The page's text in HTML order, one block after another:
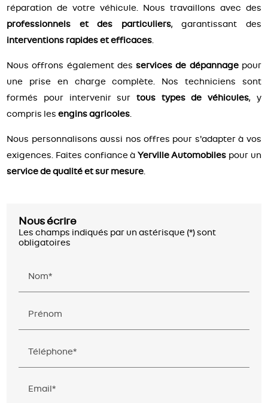
réparation de votre véhicule. Nous travaillons avec des
professionnels et des particuliers, garantissant des
interventions rapides et efficaces
Nous offrons également desservices de dépannagepour
une prise en charge complète. Nos techniciens sont
formés pour intervenir sur tous types de véhicules, y
compris lesengins agricoles
Nous personnalisons aussi nos offres pour s'adapter à vos
exigences. Faites confiance à Yerville Automobiles pour un
service de qualité et sur mesure
Nous écrire
Les champs indiqués par un astérisque (*) sont
obligatoires
Nom*
Prénom
Téléphone*
Email*